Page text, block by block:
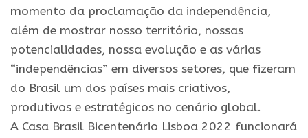
momento da proclamação da independência,
além de mostrar nosso território, nossas
potencialidades, nossa evolução e as várias
“independências” em diversos setores, que fizeram
do Brasil um dos países mais criativos,
produtivos e estratégicos no cenário global.
A Casa Brasil Bicentenário Lisboa 2022 funcionará